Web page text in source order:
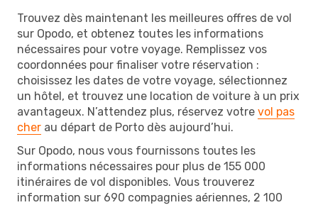
Trouvez dès maintenant les meilleures offres de vol
sur Opodo, et obtenez toutes les informations
nécessaires pour votre voyage. Remplissez vos
coordonnées pour finaliser votre réservation :
choisissez les dates de votre voyage, sélectionnez
un hôtel, et trouvez une location de voiture à un prix
avantageux. N’attendez plus, réservez votre vol pas
cher au départ de Porto dès aujourd’hui.
Sur Opodo, nous vous fournissons toutes les
informations nécessaires pour plus de 155 000
itinéraires de vol disponibles. Vous trouverez
information sur 690 compagnies aériennes, 2 100